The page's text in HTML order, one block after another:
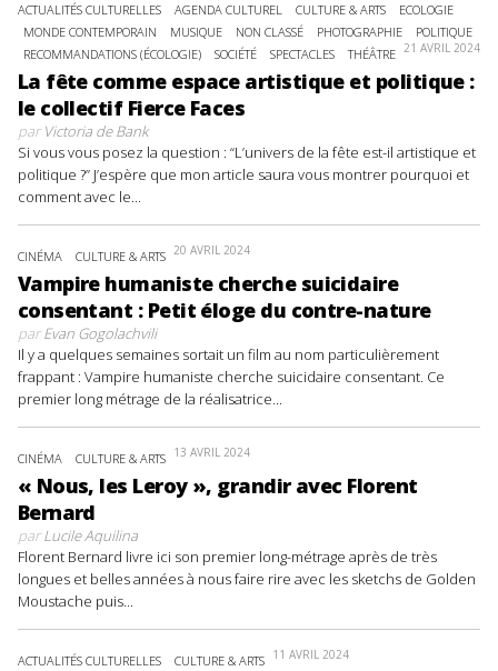
ACTUALITÉS CULTURELLES AGENDA CULTUREL CULTURE & ARTS
ECOLOGIE
MONDE CONTEMPORAIN
MUSIQUE NON CLASSÉ PHOTOGRAPHIE
POLITIQUE
RECOMMANDATIONS (ÉCOLOGIE)
SOCIÉTÉ SPECTACLES THÉÂTRE 21 AVRIL 2024
La fête comme espace artistique et politique :
le collectif Fierce Faces
parVictoria de Bank
Si vous vous posez la question : “L’univers de la fête est-il artistique et
politique ?” J’espère que mon article saura vous montrer pourquoi et
comment avec le...
CINÉMA CULTURE & ARTS 20 AVRIL 2024
Vampire humaniste cherche suicidaire
consentant : Petit éloge du contre-nature
parEvan Gogolachvili
Il y a quelques semaines sortait un film au nom particulièrement
frappant : Vampire humaniste cherche suicidaire consentant. Ce
premier long métrage de la réalisatrice...
CINÉMA CULTURE & ARTS 13 AVRIL 2024
« Nous, les Leroy », grandir avec Florent
Bernard
parLucile Aquilina
Florent Bernard livre ici son premier long-métrage après de très
longues et belles années à nous faire rire avec les sketchs de Golden
Moustache puis...
ACTUALITÉS CULTURELLES CULTURE & ARTS 11 AVRIL 2024